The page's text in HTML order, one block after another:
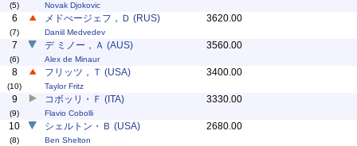
(5) Novak Djokovic
6
(7)
メドべージェフ，Ｄ (RUS)
Daniil Medvedev
3620.00
7
(6)
デ ミノー，Ａ (AUS)
Alex de Minaur
3560.00
8
(10)
フリッツ，Ｔ (USA)
Taylor Fritz
3400.00
9
(9)
コボッリ・Ｆ (ITA)
Flavio Cobolli
3330.00
10
(8)
シェルトン・Ｂ (USA)
Ben Shelton
2680.00